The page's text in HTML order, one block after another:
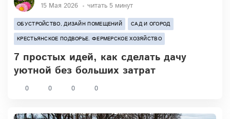
15 Мая 2026
читать 5 минут
ОБУСТРОЙСТВО, ДИЗАЙН ПОМЕЩЕНИЙ САД И ОГОРОД
КРЕСТЬЯНСКОЕ ПОДВОРЬЕ. ФЕРМЕРСКОЕ ХОЗЯЙСТВО
7 простых идей, как сделать дачу
уютной без больших затрат
0 0 0
0